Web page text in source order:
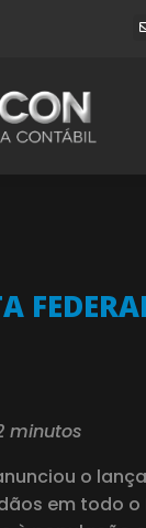
minutos
o
em todo